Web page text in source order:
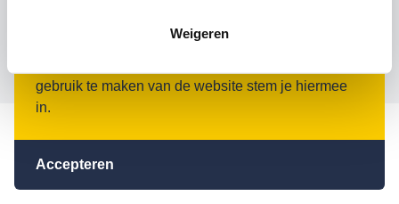
Weigeren
gebruik te maken van de website stem je hiermee
in.
Accepteren
Gedragscode